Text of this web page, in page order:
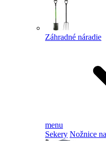
Záhradné náradie
menu
Sekery Nožnice